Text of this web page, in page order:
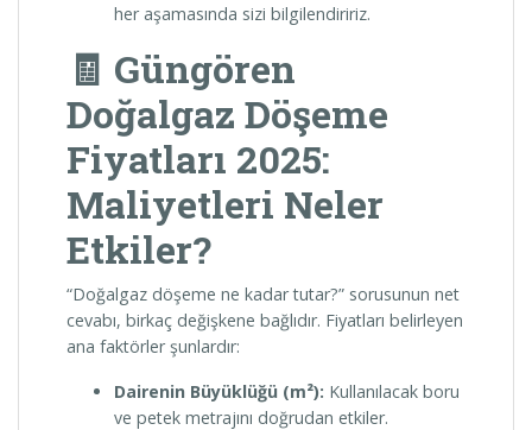
her aşamasında sizi bilgilendiririz.
🧾 Güngören
Doğalgaz Döşeme
Fiyatları 2025:
Maliyetleri Neler
Etkiler?
“Doğalgaz döşeme ne kadar tutar?” sorusunun net
cevabı, birkaç değişkene bağlıdır. Fiyatları belirleyen
ana faktörler şunlardır:
Dairenin Büyüklüğü (m²): Kullanılacak boru
ve petek metrajını doğrudan etkiler.